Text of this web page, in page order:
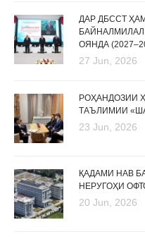
ДАР ДБССТ
ОЯНДА
27 Jun, 2026
РОҲАНДОЗИИ
ТАЪЛИМИИ
23 Jun, 2026
ҚАДАМИ НАВ
НЕРУГОҲИ
20 Jun, 2026